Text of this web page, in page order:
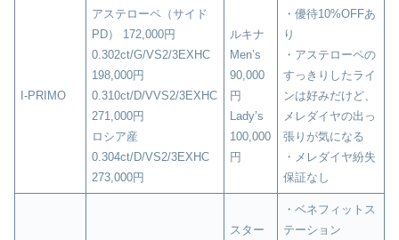
I-PRIMO
アステローペ（サイド
PD） 172,000円
0.302ct/G/VS2/3EXHC
198,000円
0.310ct/D/VVS2/3EXHC
271,000円
ロシア産
0.304ct/D/VS2/3EXHC
273,000円
ルキナ
Men’s
90,000
円
Lady’s
100,000
円
・優待10%OFFあ
り
・アステローペの
すっきりしたライ
ンは好みだけど、
メレダイヤの出っ
張りが気になる
・メレダイヤ紛失
保証なし
スター
・ベネフィットス
テーション